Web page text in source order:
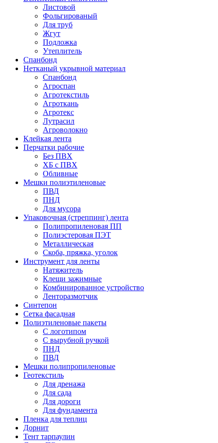
Листовой
Фольгированый
Для труб
Жгут
Подложка
Утеплитель
Спанбонд
Нетканый укрывной материал
Спанбонд
Агроспан
Агротекстиль
Агроткань
Агротекс
Лутрасил
Агроволокно
Клейкая лента
Перчатки рабочие
Без ПВХ
ХБ с ПВХ
Обливные
Мешки полиэтиленовые
ПВД
ПНД
Для мусора
Упаковочная (стреппинг) лента
Полипропиленовая ПП
Полиэстеровая ПЭТ
Металлическая
Скоба, пряжка, уголок
Инструмент для ленты
Натяжитель
Клещи зажимные
Комбинированное устройство
Ленторазмотчик
Синтепон
Сетка фасадная
Полиэтиленовые пакеты
С логотипом
С вырубной ручкой
ПНД
ПВД
Мешки полипропиленовые
Геотекстиль
Для дренажа
Для сада
Для дороги
Для фундамента
Пленка для теплиц
Дорнит
Тент тарпаулин